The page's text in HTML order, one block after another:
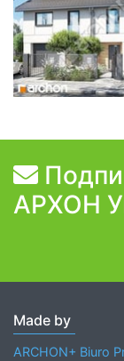
АРХОН
Made by
ARCHON+ Biuro